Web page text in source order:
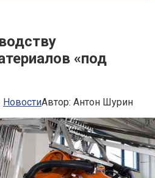
«под
НовостиАвтор: Антон Шурин